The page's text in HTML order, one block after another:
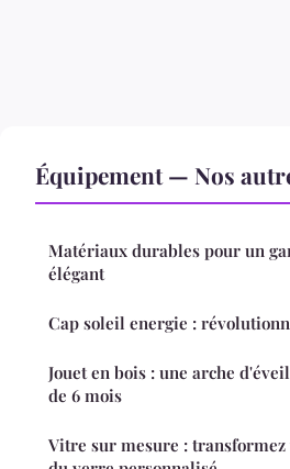
Équipement — Nos
Matériaux durables pour un
élégant
Cap soleil energie :
Jouet en bois : une arche
de 6 mois
Vitre sur mesure : transformez